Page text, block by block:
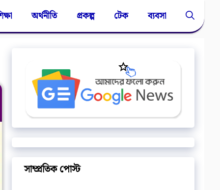
অর্থনীতি প্রকল্প টেক ব্যবসা
সাম্প্রতিক পোস্ট